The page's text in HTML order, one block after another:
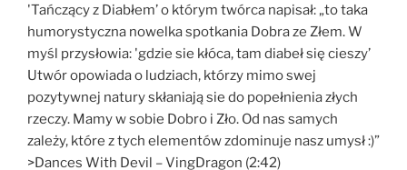
'Tańczący z Diabłem’ o którym twórca napisał: „to taka
humorystyczna nowelka spotkania Dobra ze Złem. W
myśl przysłowia: 'gdzie sie kłóca, tam diabeł się cieszy’
Utwór opowiada o ludziach, którzy mimo swej
pozytywnej natury skłaniają sie do popełnienia złych
rzeczy. Mamy w sobie Dobro i Zło. Od nas samych
zależy, które z tych elementów zdominuje nasz umysł :)”
>Dances With Devil – VingDragon (2:42)